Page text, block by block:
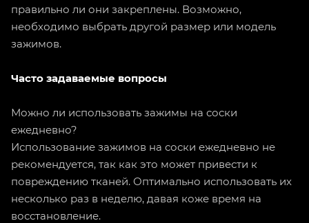
правильно ли они закреплены. Возможно,
необходимо выбрать другой размер или модель
зажимов.
Часто задаваемые вопросы
Можно ли использовать зажимы на соски
ежедневно?
Использование зажимов на соски ежедневно не
рекомендуется, так как это может привести к
повреждению тканей. Оптимально использовать их
несколько раз в неделю, давая коже время на
восстановление.